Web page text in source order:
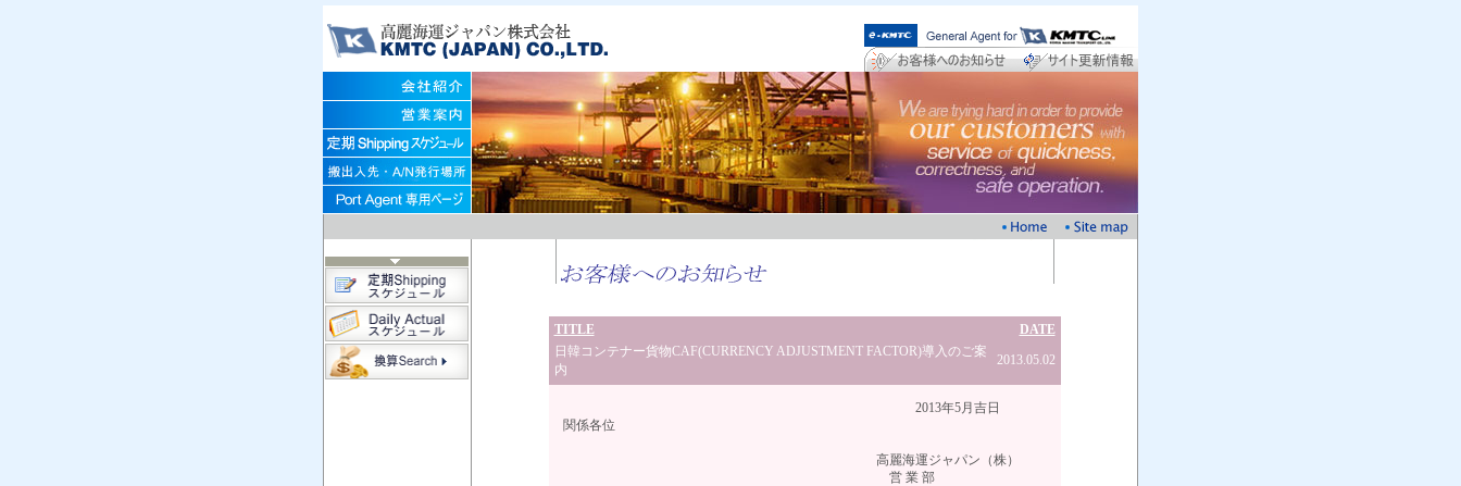
TITLE
DATE
日韓コンテナー貨物CAF(CURRENCY ADJUSTMENT FACTOR)導入のご案
内
2013.05.02
2013年5月吉日
関係各位
高麗海運ジャパン（株）
営 業 部